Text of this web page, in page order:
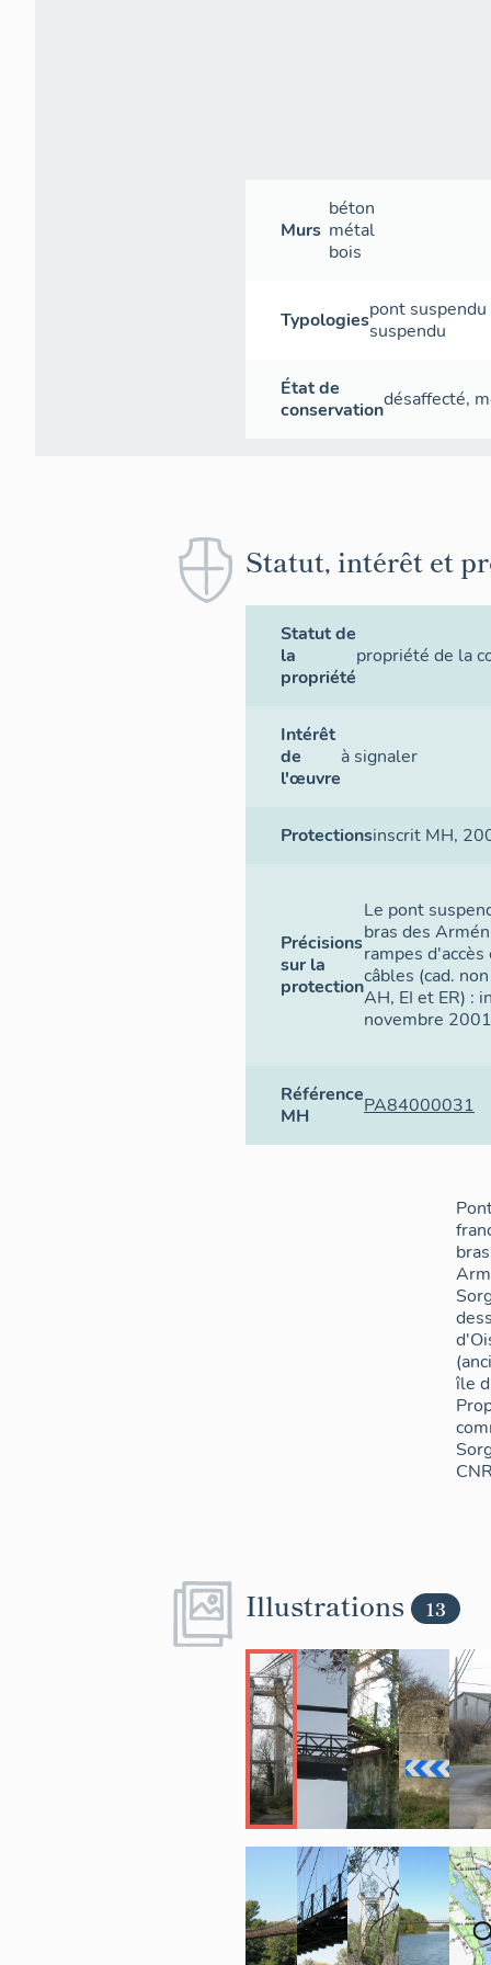
Murs
béton
métal
bois
Typologiespont
suspendu
État de
conservationdésaffecté,
Statut, intérêt et
Statut de
la
propriété
propriété de la
Intérêt
de
l'œuvre
à signaler
Protectionsinscrit MH,
Précisions
sur la
protection
Le pont
bras des
rampes
câbles (cad.
AH, EI et ER) :
novembre
Référence
MH
PA84000031
île
Illustrations 13